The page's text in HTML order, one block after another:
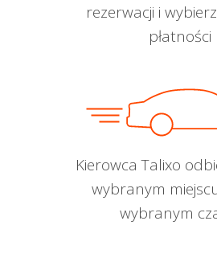
rezerwacji i
płatności
Kierowca Talixo
wybranym
wybranym